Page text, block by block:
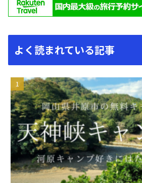
よく読まれている記事